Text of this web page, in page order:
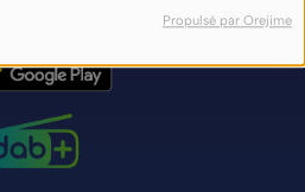
Propulsé par Orejime